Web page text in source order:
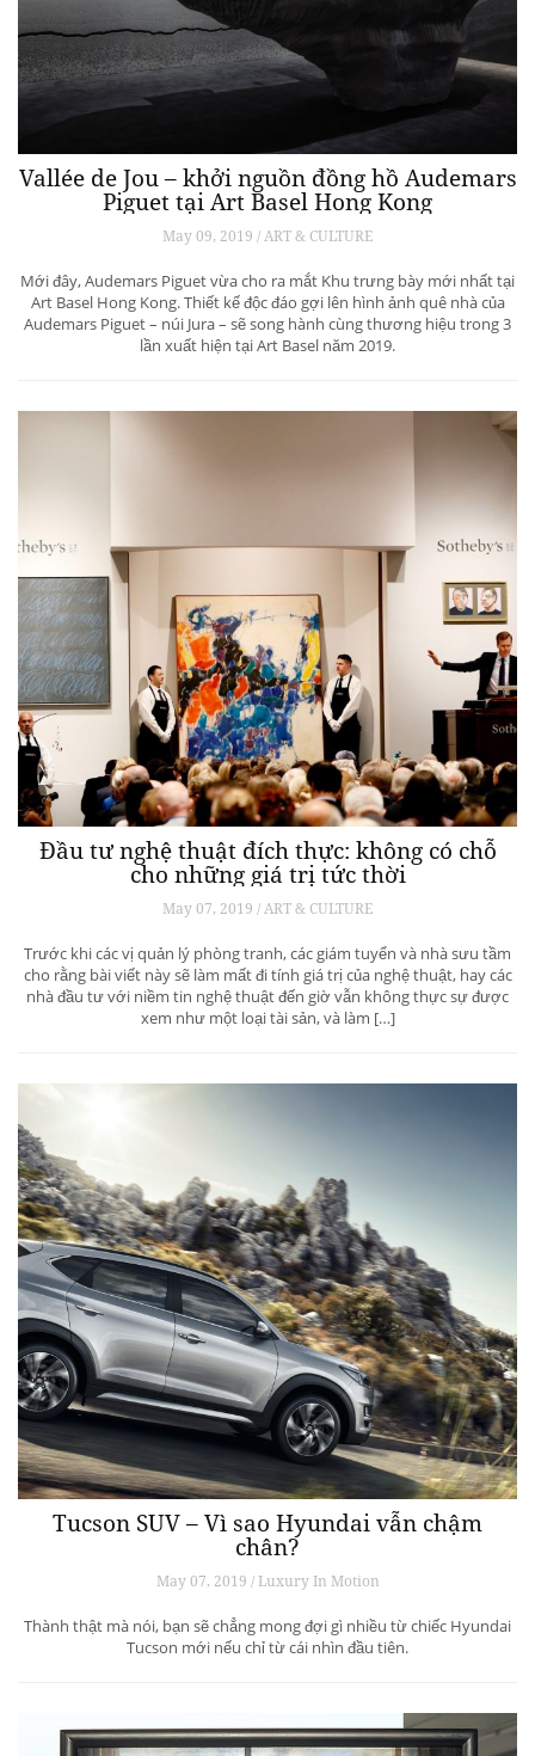
Vallée de Jou – khởi nguồn đồng hồ Audemars
Piguet tại Art Basel Hong Kong
May 09, 2019 / ART & CULTURE
Mới đây, Audemars Piguet vừa cho ra mắt Khu trưng bày mới nhất tại
Art Basel Hong Kong. Thiết kế độc đáo gợi lên hình ảnh quê nhà của
Audemars Piguet – núi Jura – sẽ song hành cùng thương hiệu trong 3
lần xuất hiện tại Art Basel năm 2019.
Đầu tư nghệ thuật đích thực: không có chỗ
cho những giá trị tức thời
May 07, 2019 / ART & CULTURE
Trước khi các vị quản lý phòng tranh, các giám tuyển và nhà sưu tầm
cho rằng bài viết này sẽ làm mất đi tính giá trị của nghệ thuật, hay các
nhà đầu tư với niềm tin nghệ thuật đến giờ vẫn không thực sự được
xem như một loại tài sản, và làm […]
Tucson SUV – Vì sao Hyundai vẫn chậm
chân?
May 07, 2019 / Luxury In Motion
Thành thật mà nói, bạn sẽ chẳng mong đợi gì nhiều từ chiếc Hyundai
Tucson mới nếu chỉ từ cái nhìn đầu tiên.